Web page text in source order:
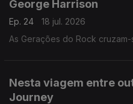
George Harrison
Ep. 24
18 jul. 2026
As Gerações do Rock
Nesta viagem entre
Journey